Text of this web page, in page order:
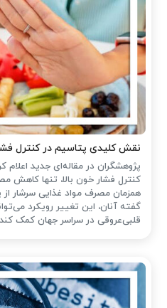
نقش کلیدی پتاسیم در کنترل
پژوهشگران در مقاله‌ای جدید اعلام
کنترل فشار خون بالا، تنها کاهش
همزمان مصرف مواد غذایی سرشار از
گفته آنان، این تغییر رویکرد
قلبی‌عروقی در سراسر جهان کمک